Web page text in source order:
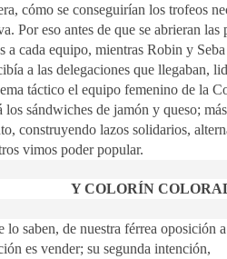
cómo se conseguirían los trofeos
Por eso antes de que se abrieran
a cada equipo, mientras Robin y
a las delegaciones que llegaban,
táctico el equipo femenino de la
sándwiches de jamón y queso;
construyendo lazos solidarios,
vimos poder popular.
Y COLORÍN
lo saben, de nuestra férrea oposición
es vender; su segunda intención,